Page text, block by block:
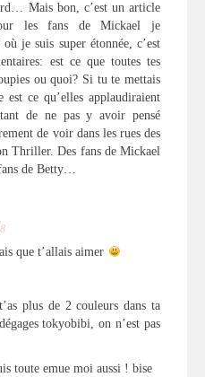
Mais bon, c’est un article
les fans de Mickael je
je suis super étonnée, c’est
est ce que toutes tes
ou quoi? Si tu te mettais
ce qu’elles applaudiraient
de ne pas y avoir pensé
de voir dans les rues des
Thriller. Des fans de Mickael
de Betty…
que t’allais aimer
plus de 2 couleurs dans ta
tokyobibi, on n’est pas
toute emue moi aussi ! bise